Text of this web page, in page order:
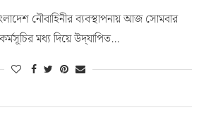
নৌবাহিনীর ব্যবস্থাপনায় আজ সোমবার
মধ্য দিয়ে উদ্‌যাপিত…